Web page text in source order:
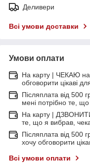
Деливери
Всі умови доставки
Умови оплати
На карту | ЧЕКАЮ
обговорити цікаві
Післяплата від
мені потрібно те,
На карту |
те, що я вибрав,
Післяплата від
хочу обговорити
Всі умови оплати